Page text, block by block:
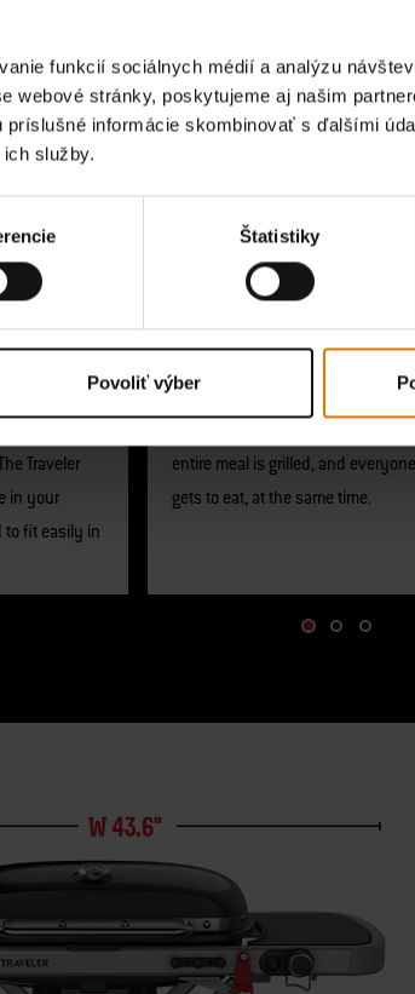
funkcií sociálnych médií a analýzu
webové stránky, poskytujeme aj našim
informácie skombinovať s ďalšími
služby.
Štatistiky
Povoliť výber
produktov. Na navigáciu použite tlačidlá
design
Traveler
in your
to fit easily in
Large Grilling Area
The large grilling area fits up to 15
entire meal is grilled, and everyone
gets to eat, at the same time.